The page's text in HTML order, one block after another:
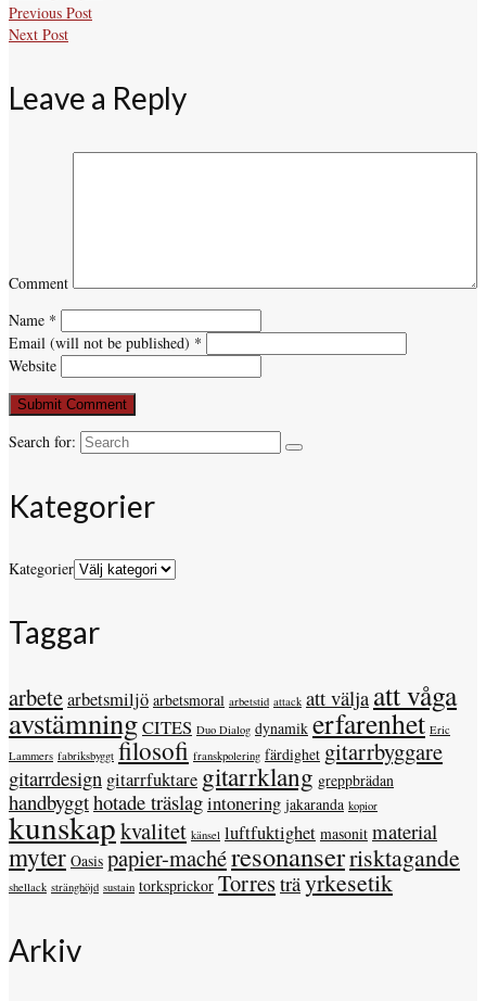
Previous Post
Next Post
Leave a Reply
Comment
Name *
Email (will not be published) *
Website
Search for:
Kategorier
Kategorier
Taggar
arbetearbetsmiljö arbetsmoral arbetstid attack att välja att våga
avstämningCITES Duo Dialog dynamik erfarenhet Eric
Lammers fabriksbyggt filosofi franskpolering färdighet gitarrbyggare
gitarrdesign gitarrfuktare gitarrklang greppbrädan
handbyggthotade träslagintonering jakaranda kopior
kunskapkvalitet känsel luftfuktighet masonit material
myter Oasis papier-machéresonanserrisktagande
shellack stränghöjd sustain torksprickor Torres träyrkesetik
Arkiv